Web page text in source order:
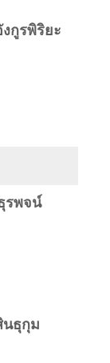
กูรพิริยะ
รพจน์
ธุกุม